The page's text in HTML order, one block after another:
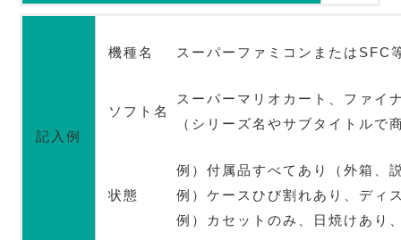
記入例
機種名 スーパーファミコンまたは
ソフト名
スーパーマリオカート、ファイ
（シリーズ名やサブタイトル
状態
例）付属品すべてあり（外箱、
例）ケースひび割れあり、ディ
例）カセットのみ、日焼けあり